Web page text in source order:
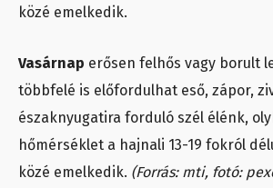
közé emelkedik.
Vasárnap erősen felhős vagy borult
többfelé is előfordulhat eső, zápor,
északnyugatira forduló szél élénk,
hőmérséklet a hajnali 13-19 fokról
közé emelkedik. (Forrás: mti, fotó: